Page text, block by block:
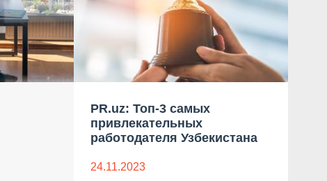
PR.uz: Топ-3 самых
привлекательных
работодателя Узбекистана
24.11.2023